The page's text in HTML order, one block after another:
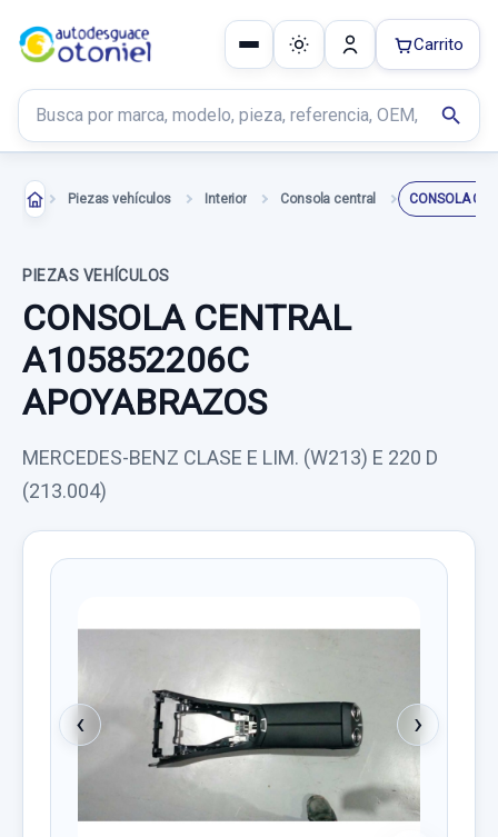
Buscar productos
search
Carrito
Piezas vehículos Interior Consola central
PIEZAS VEHÍCULOS
CONSOLA CENTRAL
A105852206C
APOYABRAZOS
MERCEDES-BENZ CLASE E LIM. (W213) E 220 D
(213.004)
‹ ›